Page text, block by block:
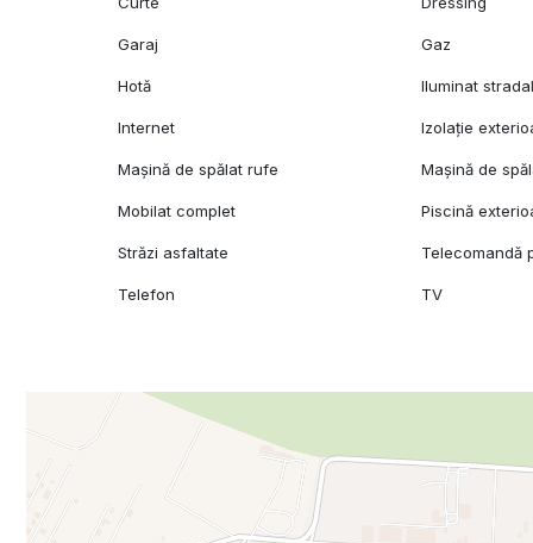
Garaj Gaz
Hotă Iluminat stradal
Internet Izolație
Mașină de spălat rufe Mașină de
Mobilat complet Piscină
Străzi asfaltate Telecomandă
Telefon TV